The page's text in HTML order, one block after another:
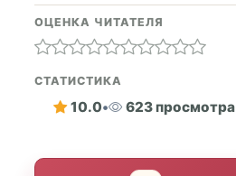
ОЦЕНКА ЧИТАТЕЛЯ
СТАТИСТИКА
10.0• 623 просмотра